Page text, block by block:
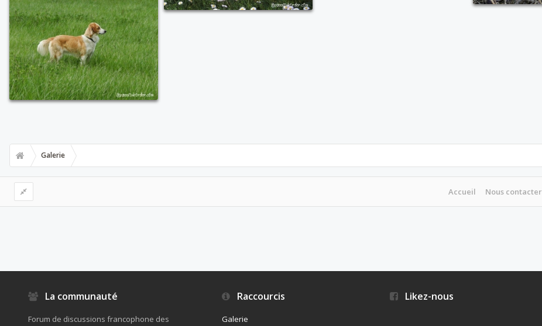
Galerie
Accueil Nous contacter
La communauté
Forum de discussions francophone des
Raccourcis
Galerie
Likez-nous